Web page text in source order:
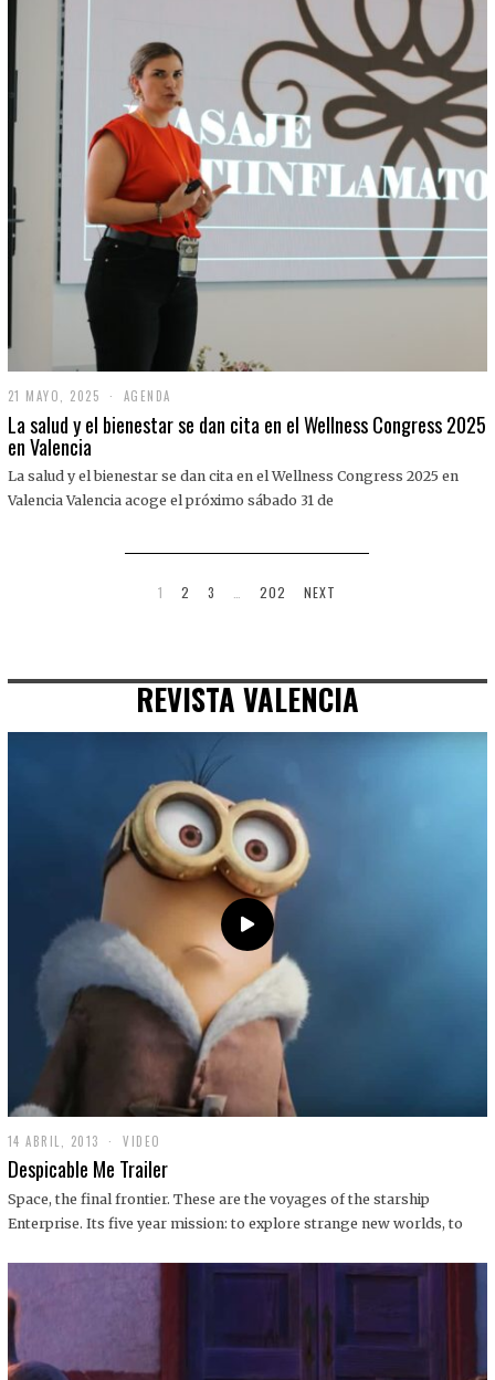
21 MAYO, 2025
1
M
O
,
AGENDA
La salud y el bienestar se dan cita en el Wellness Congress 2025
en Valencia
La salud y el bienestar se dan cita en el Wellness Congress 2025 en
Valencia Valencia acoge el próximo sábado 31 de
1 2 3 202 NEXT
REVISTA VALENCIA
14 ABRIL, 2013
9
D
C
I
1
VIDEO
Despicable Me Trailer
Space, the final frontier. These are the voyages of the starship
Enterprise. Its five year mission: to explore strange new worlds, to